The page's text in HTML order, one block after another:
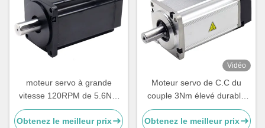
moteur servo à grande
vitesse 120RPM de 5.6Nm
0.3s pour les portes
automatiques de tourniquet
Obtenez le meilleur prix
Vidéo
Moteur servo de C.C du
couple 3Nm élevé durable
CE RoHS de 84 watts
Obtenez le meilleur prix